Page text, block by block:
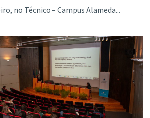
no Técnico – Campus Alameda...